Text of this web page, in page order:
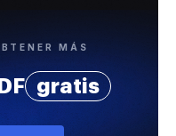
MÁS
gratis